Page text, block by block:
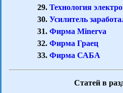
Технология
Усилитель
Фирма Minerva
Фирма Граец
Фирма САБА
Статей в